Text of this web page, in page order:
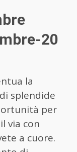
20
la
splendide
per
via con
a cuore.